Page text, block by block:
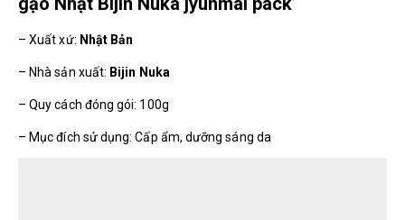
– Xuất xứ: Nhật Bản
– Nhà sản xuất: Bijin Nuka
– Quy cách đóng gói: 100g
– Mục đích sử dụng: Cấp ẩm, dưỡng sáng da